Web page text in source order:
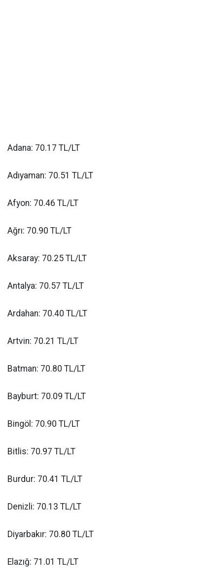
Adana: 70.17 TL/LT
Adıyaman: 70.51 TL/LT
Afyon: 70.46 TL/LT
Ağrı: 70.90 TL/LT
Aksaray: 70.25 TL/LT
Antalya: 70.57 TL/LT
Ardahan: 70.40 TL/LT
Artvin: 70.21 TL/LT
Batman: 70.80 TL/LT
Bayburt: 70.09 TL/LT
Bingöl: 70.90 TL/LT
Bitlis: 70.97 TL/LT
Burdur: 70.41 TL/LT
Denizli: 70.13 TL/LT
Diyarbakır: 70.80 TL/LT
Elazığ: 71.01 TL/LT